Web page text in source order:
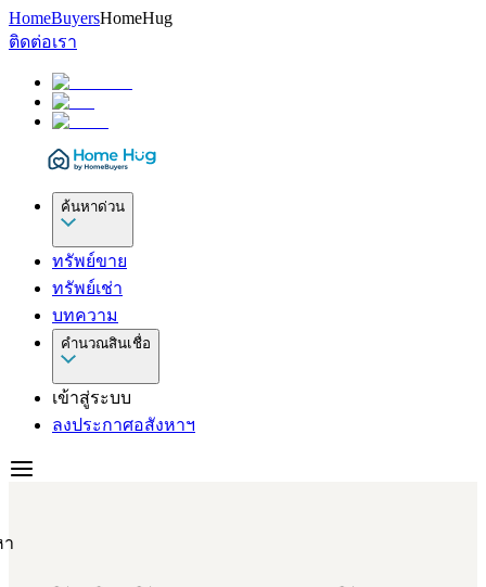
HomeBuyersHomeHug
ติดต่อเรา
ค้นหาด่วน
ทรัพย์ขาย
ทรัพย์เช่า
บทความ
คำนวณสินเชื่อ
เข้าสู่ระบบ
ลงประกาศอสังหาฯ